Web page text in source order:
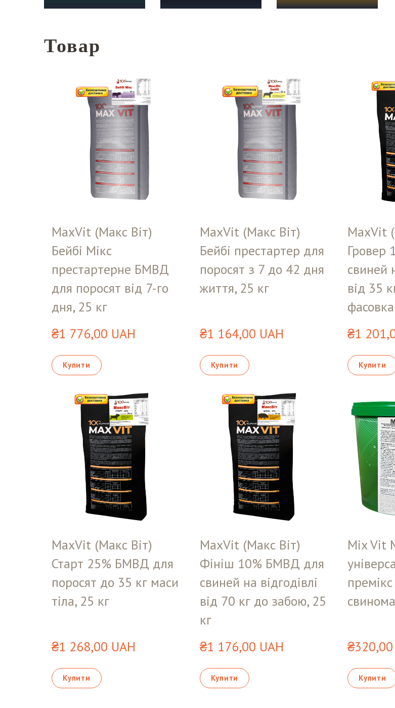
Товар
MaxVit (Макс Віт)
Бейбі Мікс
престартерне БМВД
для поросят від 7-го
дня, 25 кг
₴1 776,00 UAH
Купити
MaxVit (Макс Віт)
Бейбі престартер для
поросят з 7 до 42 дня
життя, 25 кг
₴1 164,00 UAH
Купити
MaxVit
Гровер
свиней
від 35
₴1
Купити
MaxVit (Макс Віт)
Старт 25% БМВД для
поросят до 35 кг маси
тіла, 25 кг
₴1 268,00 UAH
Купити
MaxVit (Макс Віт)
Фініш 10% БМВД для
свиней на відгодівлі
від 70 кг до забою, 25
кг
₴1 176,00 UAH
Купити
Mix Vit
₴320,00
Купити